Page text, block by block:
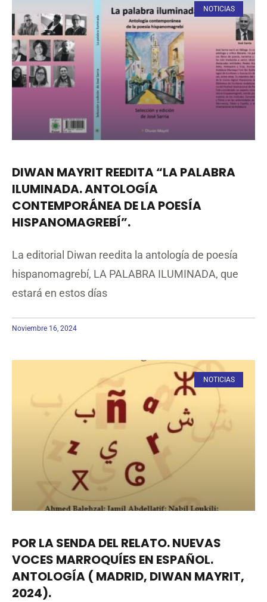
NOTICIAS
DIWAN MAYRIT REEDITA “LA PALABRA
ILUMINADA. ANTOLOGÍA
CONTEMPORÁNEA DE LA POESÍA
HISPANOMAGREBÍ”.
La editorial Diwan reedita la antología de poesía
hispanomagrebí, LA PALABRA ILUMINADA, que
estará en estos días
Noviembre 16, 2024
NOTICIAS
POR LA SENDA DEL RELATO. NUEVAS
VOCES MARROQUÍES EN ESPAÑOL.
ANTOLOGÍA ( MADRID, DIWAN MAYRIT,
2024).